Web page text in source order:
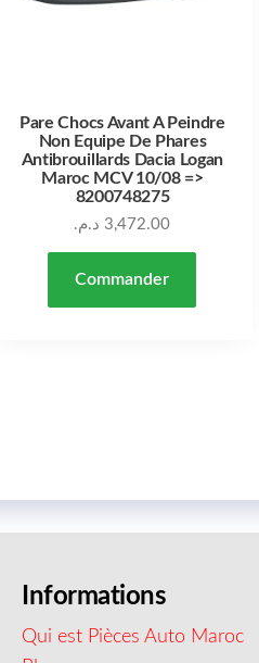
Pare Chocs Avant A Peindre
Non Equipe De Phares
Antibrouillards Dacia Logan
Maroc MCV 10/08 =>
8200748275
3,472.00 د.م.
Commander
Informations
Qui est Pièces Auto Maroc